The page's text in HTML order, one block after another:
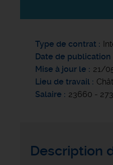
Type de contrat
Date de publication
Mise à jour le
21/
Lieu de travail
Salaire
23660 -
Description